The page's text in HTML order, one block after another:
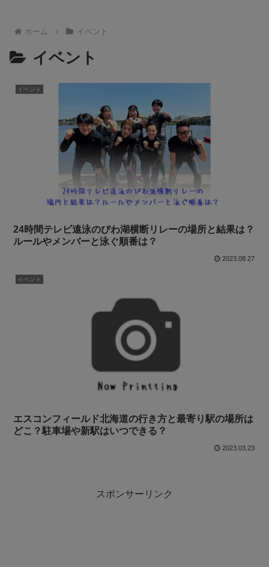
ホーム イベント
イベント
イベント
24時間テレビ遠泳のびわ湖横断リレーの場所と結果は？
ルールやメンバーと泳ぐ順番は？
2023.08.27
イベント
エスコンフィールド北海道の行き方と最寄り駅の場所は
どこ？駐車場や新駅はいつできる？
2023.03.23
スポンサーリンク